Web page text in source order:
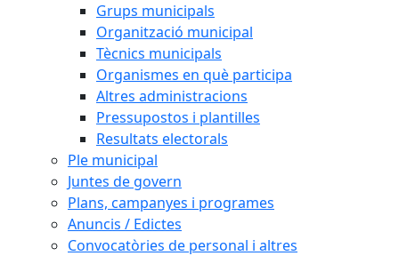
Grups municipals
Organització municipal
Tècnics municipals
Organismes en què participa
Altres administracions
Pressupostos i plantilles
Resultats electorals
Ple municipal
Juntes de govern
Plans, campanyes i programes
Anuncis / Edictes
Convocatòries de personal i altres